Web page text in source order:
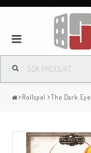
Rollspel The Dark